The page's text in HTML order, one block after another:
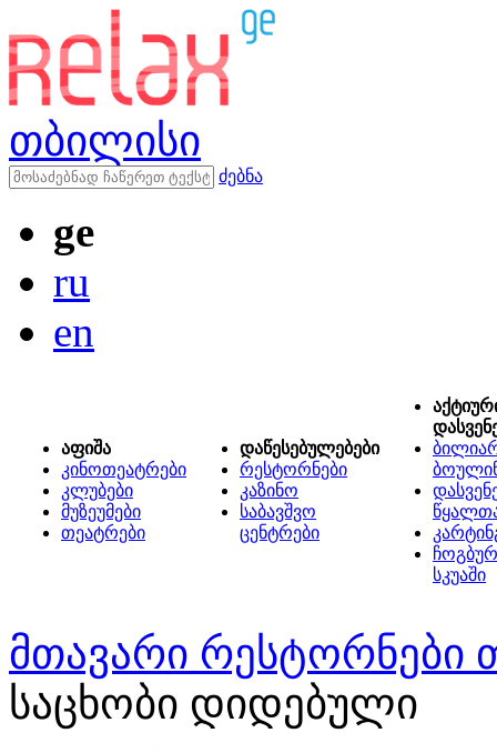
თბილისი
ძებნა
ge
ru
en
აფიშა
კინოთეატრები
კლუბები
მუზეუმები
თეატრები
დაწესებულებები
რესტორნები
კაზინო
საბავშვო
ცენტრები
სკუაში
მთავარი რესტორნები
საცხობი დიდებული